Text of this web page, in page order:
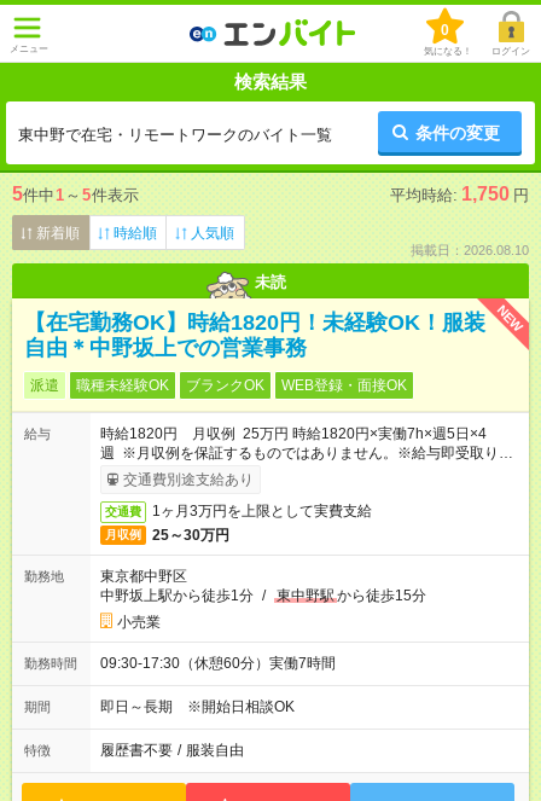
メニュー
0
気になる！ ログイン
検索結果
東中野で在宅・リモートワークのバイト一覧 条件の変更
5件中1 ～ 5件表示 平均時給: 1,750 円
新着順 時給順 人気順
掲載日：2026.08.10
未読
NEW
【在宅勤務OK】時給1820円！未経験OK！服装
自由＊中野坂上での営業事務
派遣 職種未経験OK ブランクOK WEB登録・面接OK
給与
時給1820円 月収例 25万円 時給1820円×実働7h×週5日×4
週 ※月収例を保証するものではありません。※給与即受取りサ
ービス利用可（利用条件有）
交通費別途支給あり
交通費 1ヶ月3万円を上限として実費支給
月収例 25～30万円
勤務地
東京都中野区
中野坂上駅から徒歩1分 / 東中野駅から徒歩15分
小売業
勤務時間 09:30-17:30（休憩60分）実働7時間
期間 即日～長期 ※開始日相談OK
特徴 履歴書不要 / 服装自由